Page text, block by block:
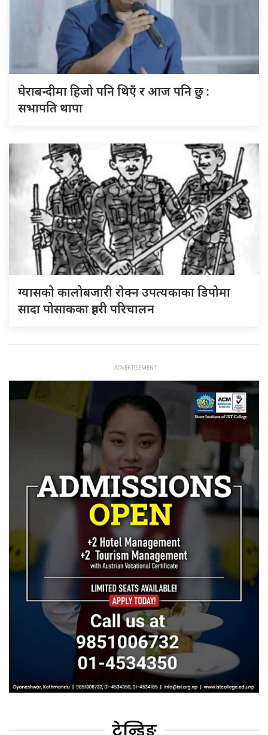
घेराबन्दीमा हिजो पनि थिएँ र आज पनि छु :
सभापति थापा
ग्यासको कालोबजारी रोक्न उपत्यकाका डिपोमा
सादा पोसाकका प्रहरी परिचालन